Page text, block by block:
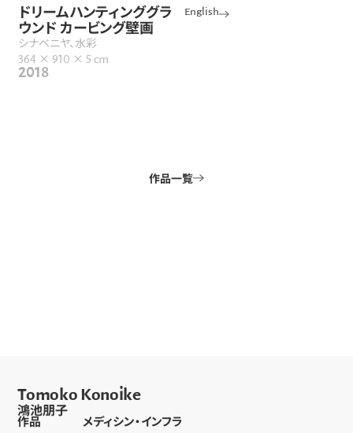
ドリームハンティンググラ
ウンド カービング壁画
シナベニヤ、水彩
364 × 910 × 5 cm
2018
English
作品一覧
Tomoko Konoike
鴻池朋子
作品
メディシン・インフラ